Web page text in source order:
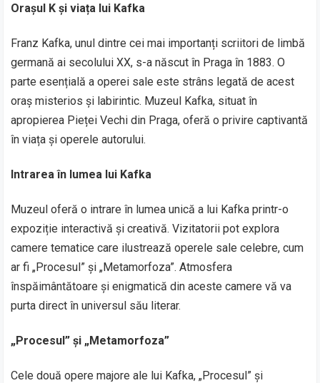
Orașul K și viața lui Kafka
Franz Kafka, unul dintre cei mai importanți scriitori de limbă
germană ai secolului XX, s-a născut în Praga în 1883. O
parte esențială a operei sale este strâns legată de acest
oraș misterios și labirintic. Muzeul Kafka, situat în
apropierea Pieței Vechi din Praga, oferă o privire captivantă
în viața și operele autorului.
Intrarea în lumea lui Kafka
Muzeul oferă o intrare în lumea unică a lui Kafka printr-o
expoziție interactivă și creativă. Vizitatorii pot explora
camere tematice care ilustrează operele sale celebre, cum
ar fi „Procesul” și „Metamorfoza”. Atmosfera
înspăimântătoare și enigmatică din aceste camere vă va
purta direct în universul său literar.
„Procesul” și „Metamorfoza”
Cele două opere majore ale lui Kafka, „Procesul” și